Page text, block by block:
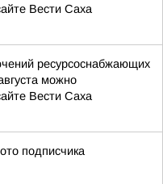
Вести Саха
ресурсоснабжающих
можно
Вести Саха
подписчика